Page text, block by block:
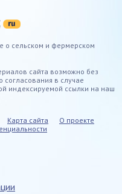
о сельском и фермерском
сайта возможно без
согласования в случае
индексируемой ссылки на наш
Карта сайта
О проекте